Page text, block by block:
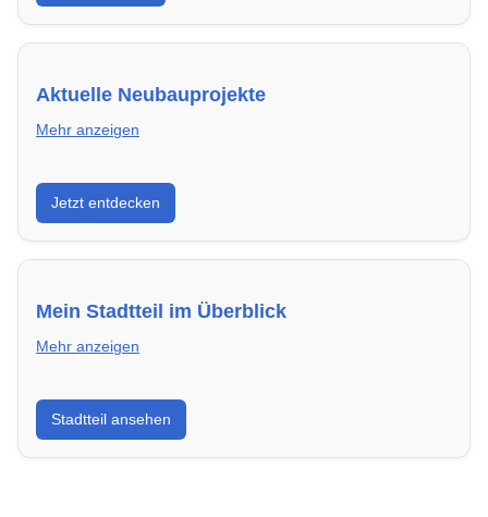
kannst.
Aktuelle Neubauprojekte
Mehr anzeigen
Entdecke Neubauprojekte in Siegen – modern,
energieeffizient und sofort bezugsfertig.
Jetzt entdecken
Mein Stadtteil im Überblick
Mehr anzeigen
Erfahre mehr über deinen Stadtteil in Siegen:
Lebensqualität, Verkehrsanbindung, Schulen,
Freizeitmöglichkeiten und Mietpreise.
Stadtteil ansehen